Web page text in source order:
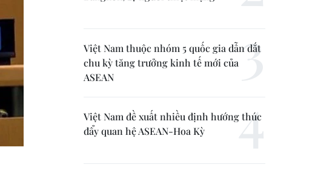
Việt Nam thuộc nhóm 5 quốc gia dẫn dắt
chu kỳ tăng trưởng kinh tế mới của
ASEAN
Việt Nam đề xuất nhiều định hướng thúc
đẩy quan hệ ASEAN-Hoa Kỳ